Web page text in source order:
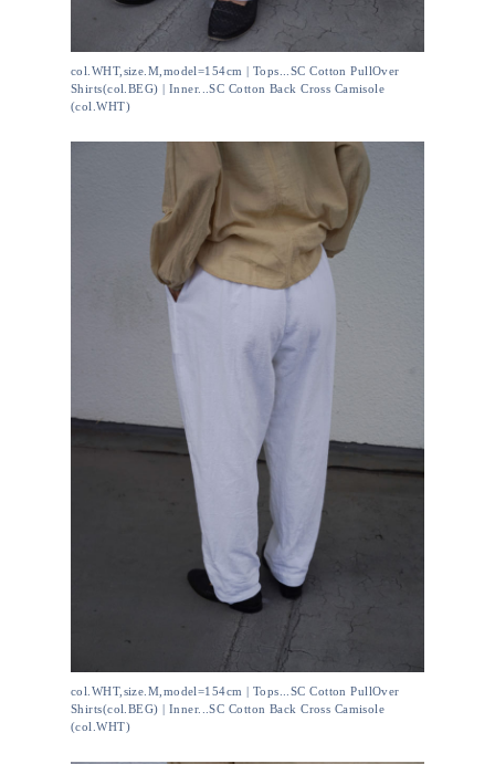
col.WHT,size.M,model=154cm | Tops...SC Cotton PullOver
Shirts(col.BEG) | Inner...SC Cotton Back Cross Camisole
(col.WHT)
col.WHT,size.M,model=154cm | Tops...SC Cotton PullOver
Shirts(col.BEG) | Inner...SC Cotton Back Cross Camisole
(col.WHT)